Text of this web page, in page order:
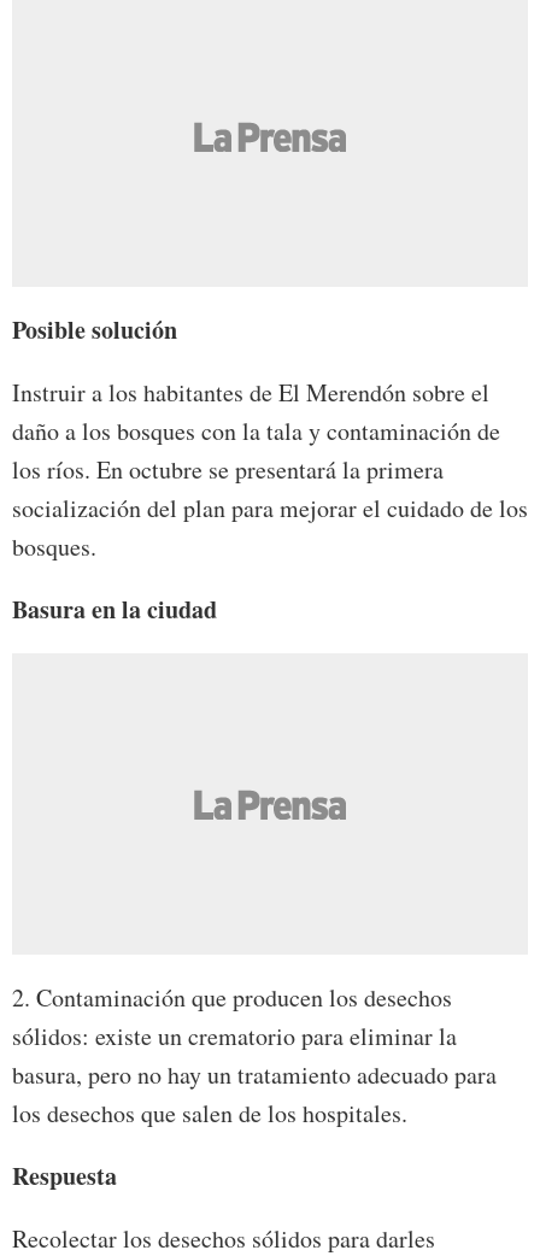
Posible solución
Instruir a los habitantes de El Merendón sobre el
daño a los bosques con la tala y contaminación de
los ríos. En octubre se presentará la primera
socialización del plan para mejorar el cuidado de los
bosques.
Basura en la ciudad
2. Contaminación que producen los desechos
sólidos: existe un crematorio para eliminar la
basura, pero no hay un tratamiento adecuado para
los desechos que salen de los hospitales.
Respuesta
Recolectar los desechos sólidos para darles